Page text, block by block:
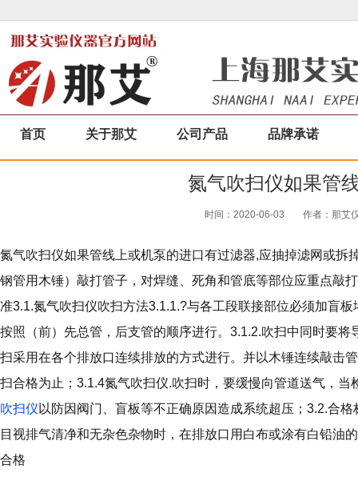
首页 关于那艾 公司产品 品牌承诺
氮气吹扫仪如果管
时间：2020-06-03 作者：那艾
氮气吹扫仪如果管线上或机泵的进口有过滤器,应抽掉滤网或
钢管用木锤）敲打管子，对焊缝、死角和管底等部位应重点敲
准3.1.氮气吹扫仪吹扫方法3.1.1.?与各工段联接部位必须加盲
按照（前）先总管，后支管的顺序进行。3.1.2.吹扫中同时要
扫采用在各个排放口连续排放的方式进行。并以木锤连续敲击
扫合格为止；3.1.4氮气吹扫仪.吹扫时，要缓慢向管道送气，
吹扫仪 以防因阀门、盲板等不正确原因造成系统超压；3.2.合
目视排气清净和无杂色杂物时，在排放口用白布或涂有白铅油
合格